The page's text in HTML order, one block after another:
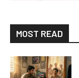
MOST READ